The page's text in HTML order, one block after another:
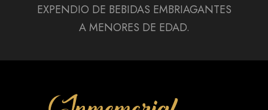
EXPENDIO DE BEBIDAS EMBRIAGANTES
A MENORES DE EDAD.